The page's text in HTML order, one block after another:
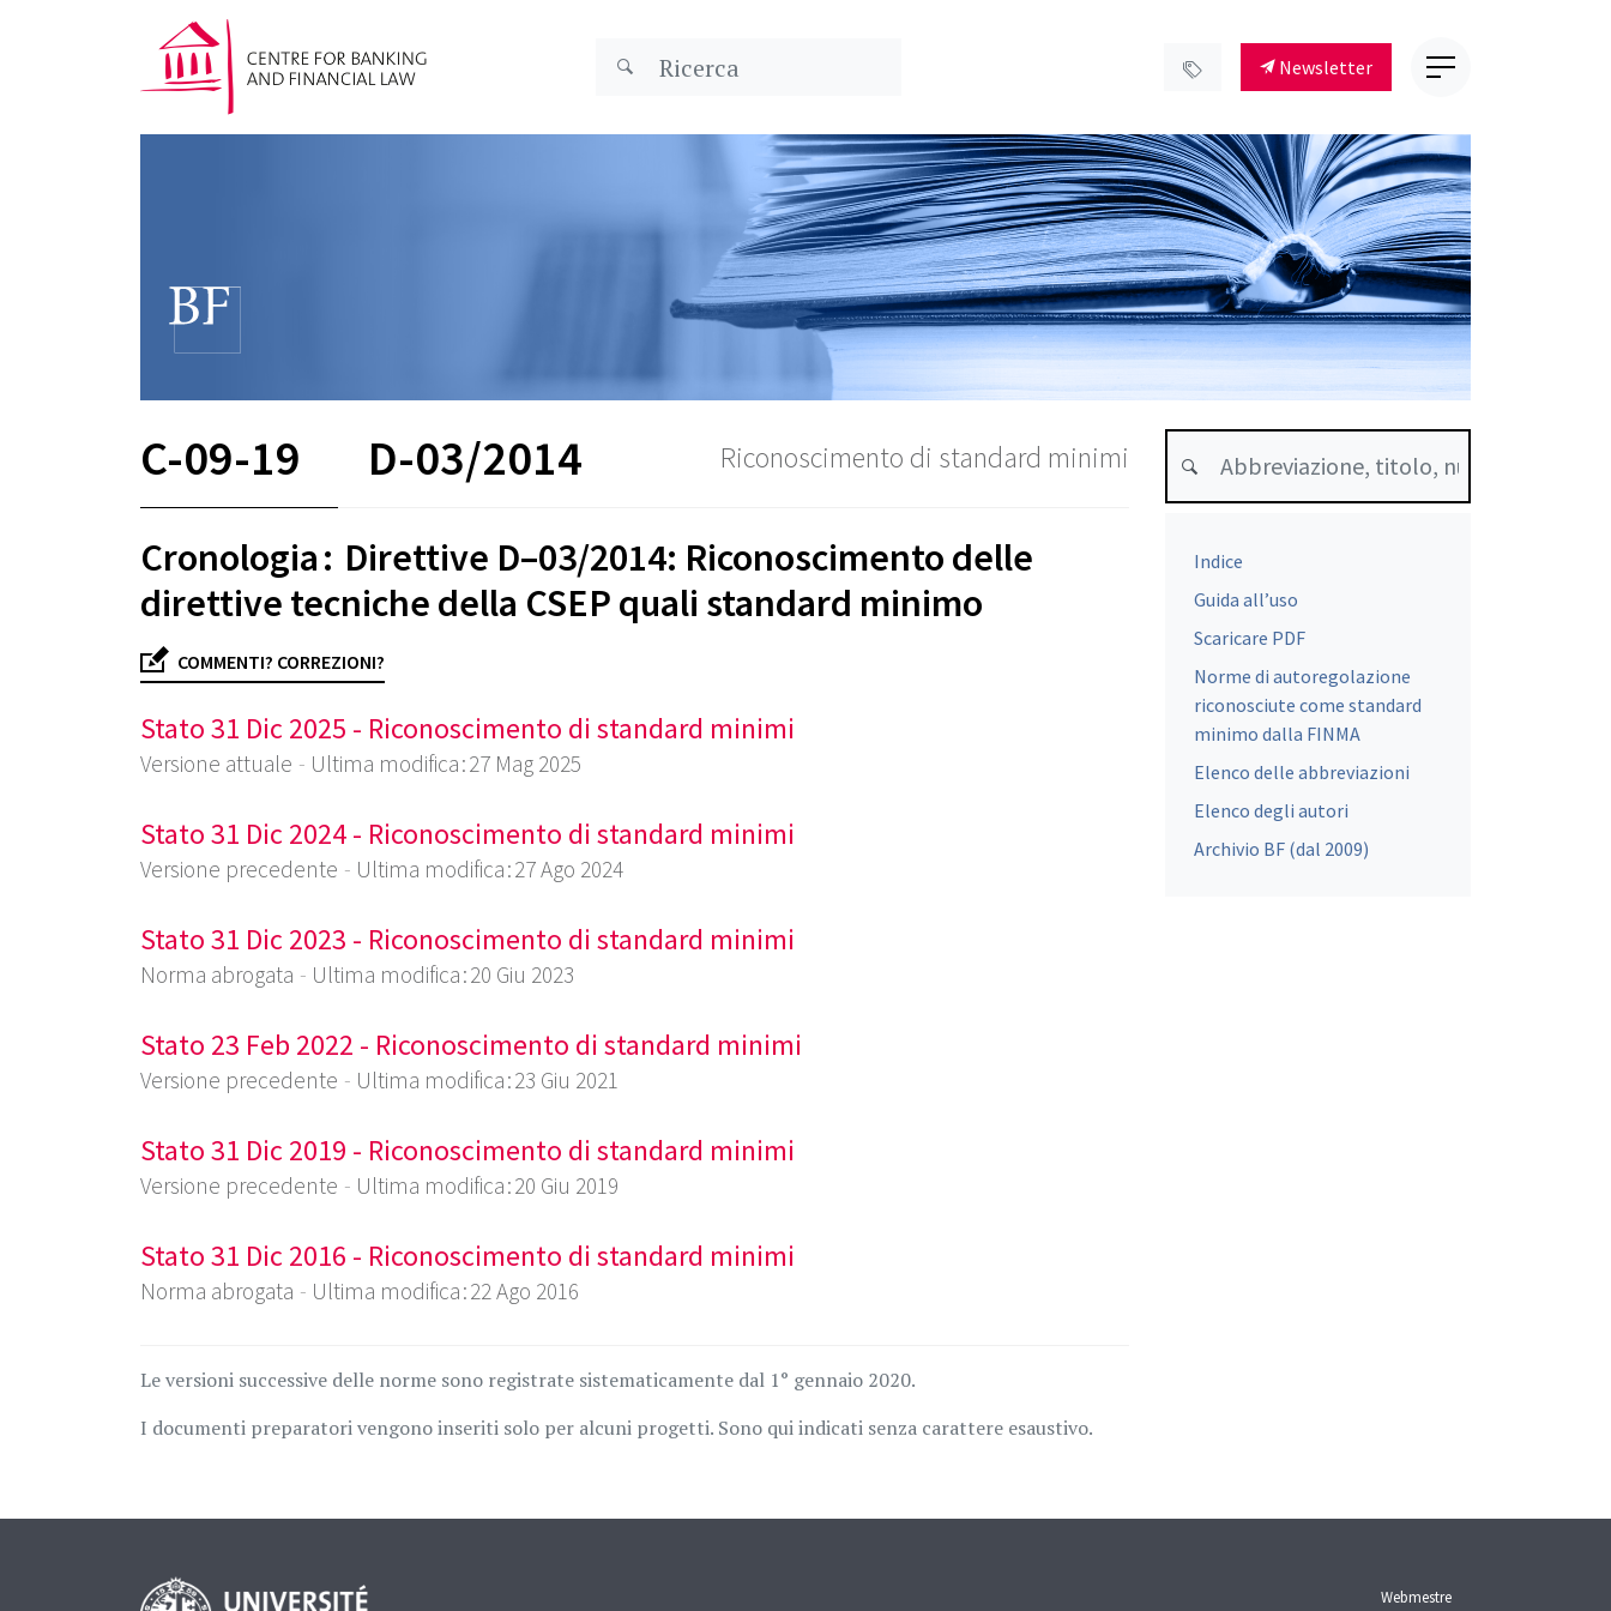
Newsletter
C-09-19 D-03/2014 Riconoscimento di standard minimi
Cronologia : Direttive D–03/2014: Riconoscimento delle
direttive tecniche della CSEP quali standard minimo
COMMENTI? CORREZIONI?
Stato 31 Dic 2025 - Riconoscimento di standard minimi
Versione attuale Ultima modifica : 27 Mag 2025
Stato 31 Dic 2024 - Riconoscimento di standard minimi
Versione precedente Ultima modifica : 27 Ago 2024
Stato 31 Dic 2023 - Riconoscimento di standard minimi
Norma abrogata Ultima modifica : 20 Giu 2023
Stato 23 Feb 2022 - Riconoscimento di standard minimi
Versione precedente Ultima modifica : 23 Giu 2021
Stato 31 Dic 2019 - Riconoscimento di standard minimi
Versione precedente Ultima modifica : 20 Giu 2019
Stato 31 Dic 2016 - Riconoscimento di standard minimi
Norma abrogata Ultima modifica : 22 Ago 2016
Le versioni successive delle norme sono registrate sistematicamente dal 1° gennaio 2020.
I documenti preparatori vengono inseriti solo per alcuni progetti. Sono qui indicati senza carattere esaustivo.
Indice
Guida all’uso
Scaricare PDF
Norme di autoregolazione
riconosciute come standard
minimo dalla FINMA
Elenco delle abbreviazioni
Elenco degli autori
Archivio BF (dal 2009)
Webmestre